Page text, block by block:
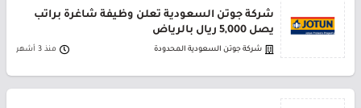
شركة جوتن السعودية تعلن وظيفة شاغرة براتب
يصل 5,000 ريال بالرياض
شركة جوتن السعودية المحدودة منذ 3 أشهر